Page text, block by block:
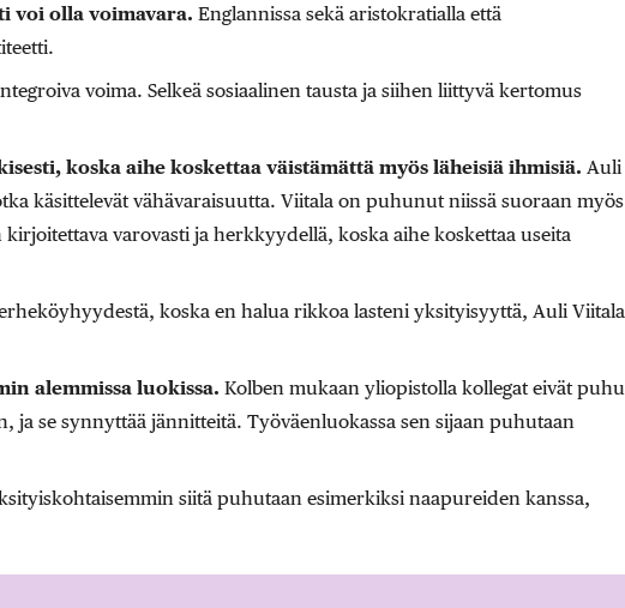
voi olla voimavara. Englannissa sekä aristokratialla että
voima. Selkeä sosiaalinen tausta ja siihen liittyvä kertomus
koska aihe koskettaa väistämättä myös läheisiä ihmisiä. Auli
käsittelevät vähävaraisuutta. Viitala on puhunut niissä suoraan myös
varovasti ja herkkyydellä, koska aihe koskettaa useita
koska en halua rikkoa lasteni yksityisyyttä, Auli Viitala
alemmissa luokissa. Kolben mukaan yliopistolla kollegat eivät puhu
ja se synnyttää jännitteitä. Työväenluokassa sen sijaan puhutaan
siitä puhutaan esimerkiksi naapureiden kanssa,